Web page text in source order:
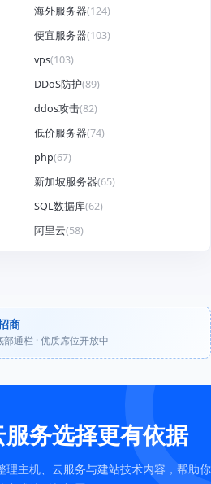
海外服务器(124)
便宜服务器(103)
vps(103)
DDoS防护(89)
ddos攻击(82)
低价服务器(74)
php(67)
新加坡服务器(65)
SQL数据库(62)
阿里云(58)
商
部通栏 · 优质席位开放中
务选择更有依据
理主机、云服务与建站技术内容，帮助你